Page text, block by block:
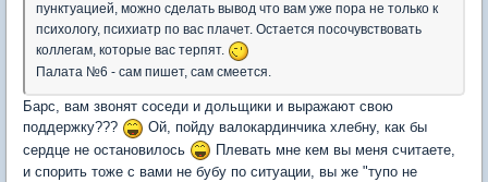
пунктуацией, можно сделать вывод что вам уже пора не только к
психологу, психиатр по вас плачет. Остается посочувствовать
коллегам, которые вас терпят.
Палата №6 - сам пишет, сам смеется.
Барс, вам звонят соседи и дольщики и выражают свою
поддержку???
Ой, пойду валокардинчика хлебну, как бы
сердце не остановилось
Плевать мне кем вы меня считаете,
и спорить тоже с вами не бубу по ситуации, вы же "тупо не